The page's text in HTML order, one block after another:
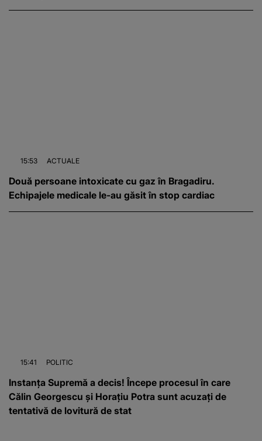
15:53 ACTUALE
Două persoane intoxicate cu gaz în Bragadiru.
Echipajele medicale le-au găsit în stop cardiac
15:41 POLITIC
Instanța Supremă a decis! Începe procesul în care
Călin Georgescu și Horațiu Potra sunt acuzați de
tentativă de lovitură de stat